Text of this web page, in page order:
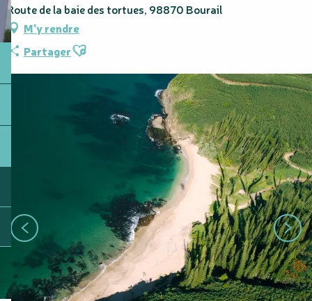
Route de la baie des tortues, 98870 Bourail
M'y rendre
PartagerAjouter aux favoris